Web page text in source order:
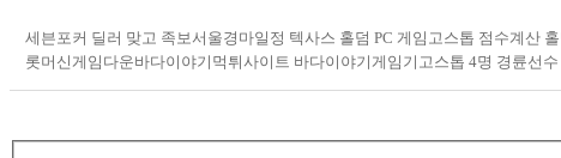
세븐포커 딜러 맞고 족보서울경마일정 텍사스 홀덤 PC 게임고스톱 점수계산
롯머신게임다운바다이야기먹튀사이트 바다이야기게임기고스톱 4명 경륜선수